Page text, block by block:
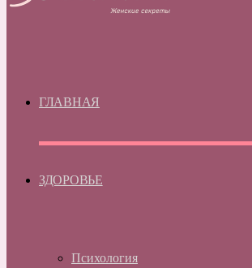
ГЛАВНАЯ
ЗДОРОВЬЕ
Психология